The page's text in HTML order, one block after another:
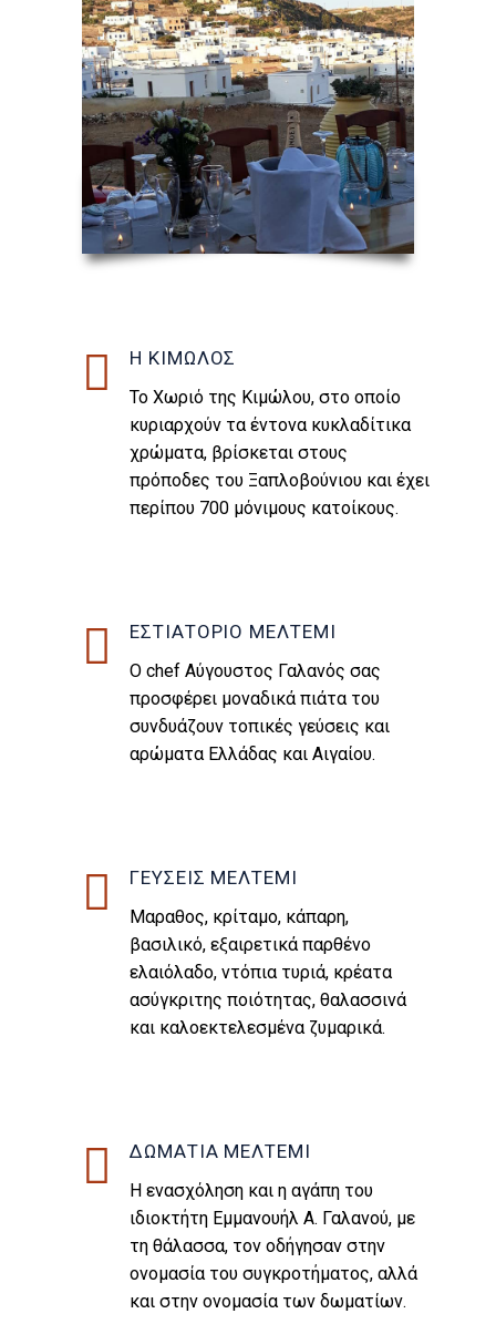
Η ΚΙΜΩΛΟΣ
Το Χωριό της Κιμώλου, στο οποίο
κυριαρχούν τα έντονα κυκλαδίτικα
χρώματα, βρίσκεται στους
πρόποδες του Ξαπλοβούνιου και έχει
περίπου 700 μόνιμους κατοίκους.
ΕΣΤΙΑΤΟΡΙΟ ΜΕΛΤΕΜΙ
Ο chef Αύγουστος Γαλανός σας
προσφέρει μοναδικά πιάτα του
συνδυάζουν τοπικές γεύσεις και
αρώματα Ελλάδας και Αιγαίου.
ΓΕΥΣΕΙΣ ΜΕΛΤΕΜΙ
Μαραθος, κρίταμο, κάπαρη,
βασιλικό, εξαιρετικά παρθένο
ελαιόλαδο, ντόπια τυριά, κρέατα
ασύγκριτης ποιότητας, θαλασσινά
και καλοεκτελεσμένα ζυμαρικά.
ΔΩΜΑΤΙΑ ΜΕΛΤΕΜΙ
Η ενασχόληση και η αγάπη του
ιδιοκτήτη Εμμανουήλ Α. Γαλανού, με
τη θάλασσα, τον οδήγησαν στην
ονομασία του συγκροτήματος, αλλά
και στην ονομασία των δωματίων.